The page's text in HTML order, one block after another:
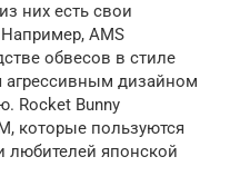
них есть свои
AMS
обвесов в стиле
агрессивным дизайном
Rocket Bunny
которые пользуются
любителей японской